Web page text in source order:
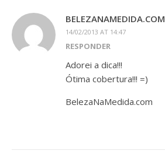
BELEZANAMEDIDA.COM
14/02/2013 AT 14:47
RESPONDER
Adorei a dica!!!
Ótima cobertura!!! =)
BelezaNaMedida.com